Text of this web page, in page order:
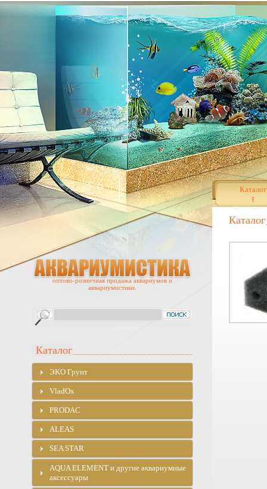
Каталог
Каталог
оптово-розничная продажа аквариумов и
аквариумистики.
Каталог
ЭKO Грунт
VladOx
PRODAC
ALEAS
SEA STAR
AQUA ELEMENT и другие аквариумные
аксессуары